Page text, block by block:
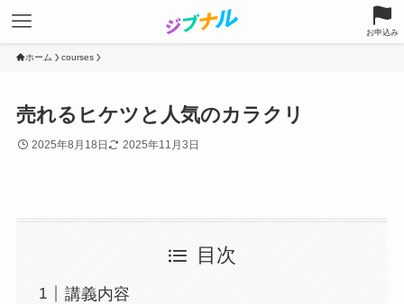
お申込み
ホーム courses
売れるヒケツと人気のカラクリ
2025年8月18日 2025年11月3日
目次
講義内容